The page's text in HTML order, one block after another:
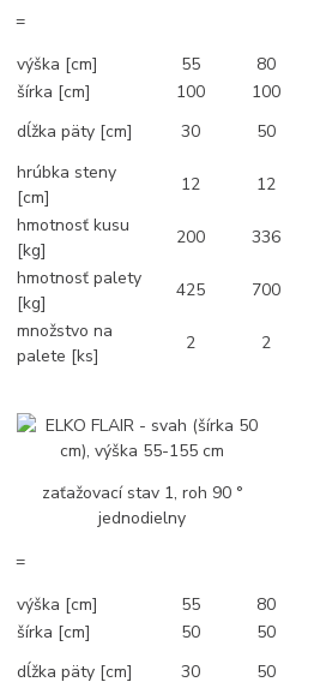
=
výška [cm]
55 80
šírka [cm]
100 100
dĺžka päty [cm]
30 50
hrúbka steny
[cm]
12 12
hmotnosť kusu
[kg]
200 336
hmotnosť palety
[kg]
425 700
množstvo na
palete [ks]
2 2
zaťažovací stav 1, roh 90 °
jednodielny
=
výška [cm]
55 80
šírka [cm]
50 50
dĺžka päty [cm]
30 50